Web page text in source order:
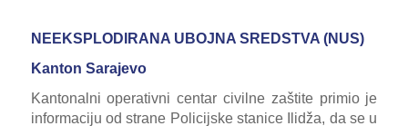
NEEKSPLODIRANA UBOJNA SREDSTVA (NUS)
Kanton Sarajevo
Kantonalni operativni centar civilne zaštite primio je
informaciju od strane Policijske stanice Ilidža, da se u